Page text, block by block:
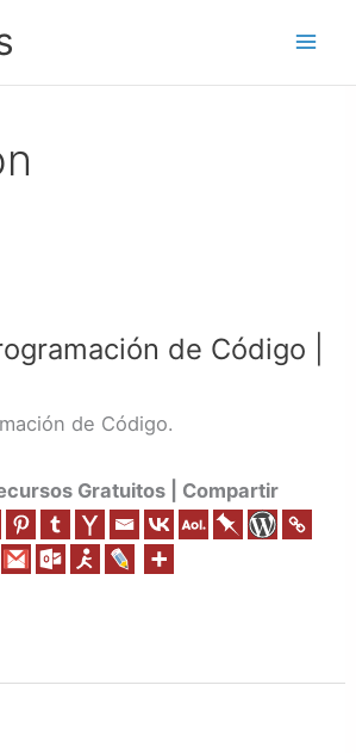
de Código |
de Código.
Gratuitos | Compartir